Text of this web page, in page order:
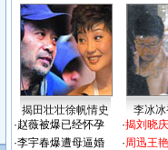
揭田壮壮徐帆情史 李冰
·赵薇被爆已经怀孕
·李宇春爆遭母逼婚
·揭刘晓
·周迅王